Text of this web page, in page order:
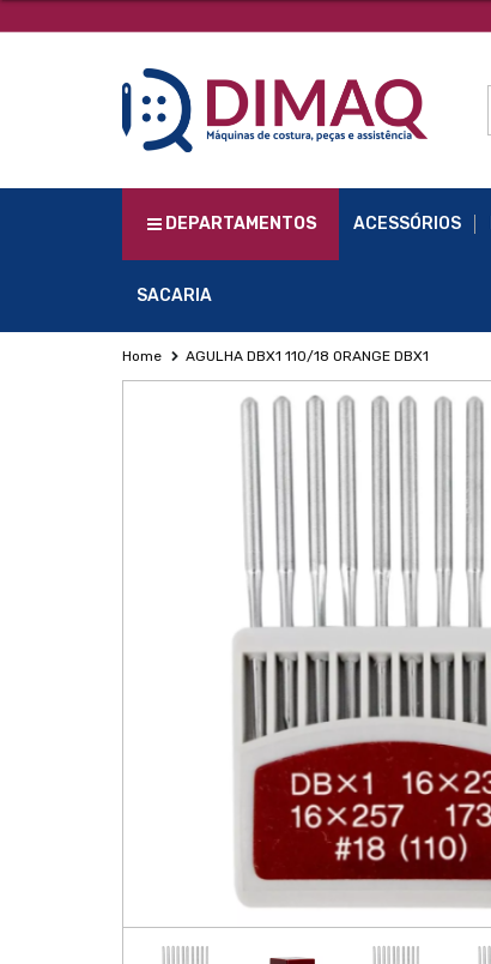
DEPARTAMENTOS ACESSÓRIOS
SACARIA
Home AGULHA DBX1 110/18 ORANGE DBX1